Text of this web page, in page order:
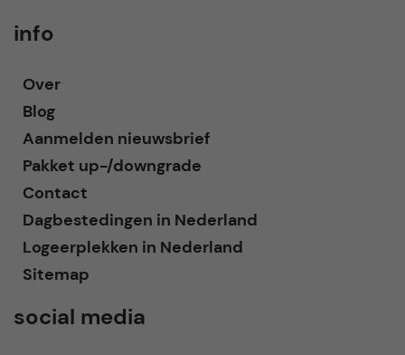
info
Over
Blog
Aanmelden nieuwsbrief
Pakket up-/downgrade
Contact
Dagbestedingen in Nederland
Logeerplekken in Nederland
Sitemap
social media